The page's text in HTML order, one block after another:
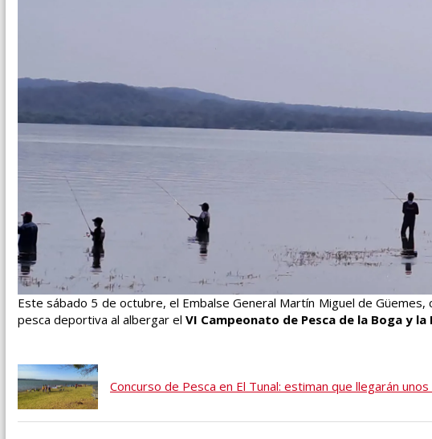
Este sábado 5 de octubre, el Embalse General Martín Miguel de
pesca deportiva al albergar el VI Campeonato de Pesca de la Boga y la
Concurso de Pesca en El Tunal: estiman que llegarán